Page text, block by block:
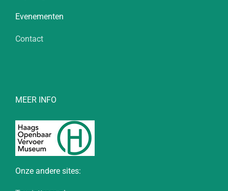
Evenementen
Contact
MEER INFO
Onze andere sites: